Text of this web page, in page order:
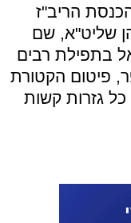
הריב"ז
שליט"א, שם
בתפילת רבים
פיטום הקטורת
גזרות קשות